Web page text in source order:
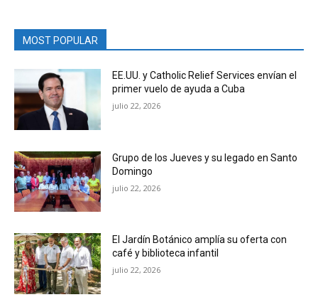
MOST POPULAR
EE.UU. y Catholic Relief Services envían el
primer vuelo de ayuda a Cuba
julio 22, 2026
Grupo de los Jueves y su legado en Santo
Domingo
julio 22, 2026
El Jardín Botánico amplía su oferta con
café y biblioteca infantil
julio 22, 2026